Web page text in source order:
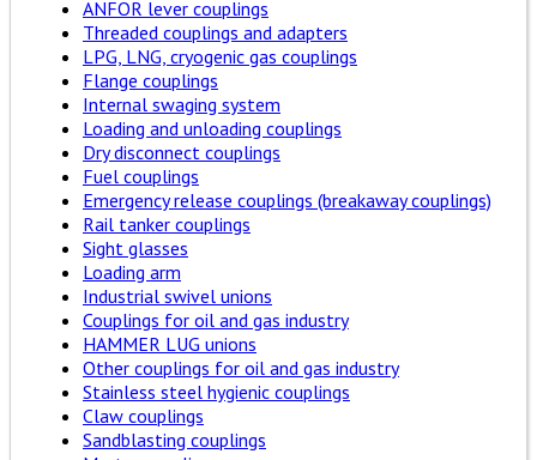
ANFOR lever couplings
Threaded couplings and adapters
LPG, LNG, cryogenic gas couplings
Flange couplings
Internal swaging system
Loading and unloading couplings
Dry disconnect couplings
Fuel couplings
Emergency release couplings (breakaway couplings)
Rail tanker couplings
Sight glasses
Loading arm
Industrial swivel unions
Couplings for oil and gas industry
HAMMER LUG unions
Other couplings for oil and gas industry
Stainless steel hygienic couplings
Claw couplings
Sandblasting couplings